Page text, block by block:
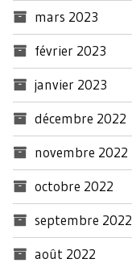
mars 2023
février 2023
janvier 2023
décembre 2022
novembre 2022
octobre 2022
septembre 2022
août 2022